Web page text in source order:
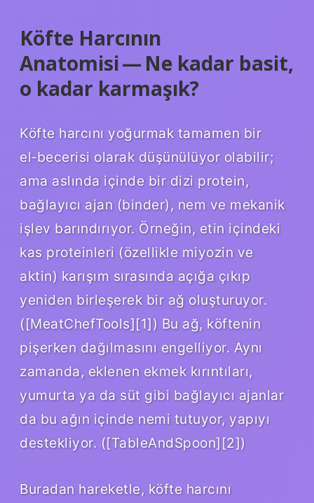
Köfte Harcının
Anatomisi — Ne kadar basit,
o kadar karmaşık?
Köfte harcını yoğurmak tamamen bir
el‑becerisi olarak düşünülüyor olabilir;
ama aslında içinde bir dizi protein,
bağlayıcı ajan (binder), nem ve mekanik
işlev barındırıyor. Örneğin, etin içindeki
kas proteinleri (özellikle miyozin ve
aktin) karışım sırasında açığa çıkıp
yeniden birleşerek bir ağ oluşturuyor.
([MeatChefTools][1]) Bu ağ, köftenin
pişerken dağılmasını engelliyor. Aynı
zamanda, eklenen ekmek kırıntıları,
yumurta ya da süt gibi bağlayıcı ajanlar
da bu ağın içinde nemi tutuyor, yapıyı
destekliyor. ([TableAndSpoon][2])
Buradan hareketle, köfte harcını